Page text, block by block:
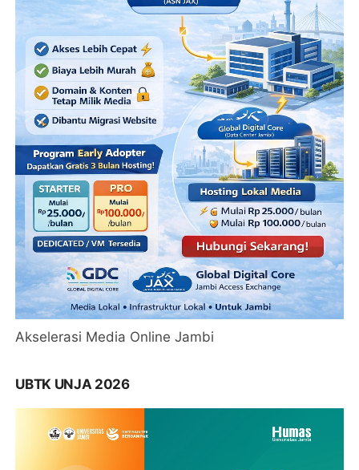
Akselerasi Media Online Jambi
UBTK UNJA 2026